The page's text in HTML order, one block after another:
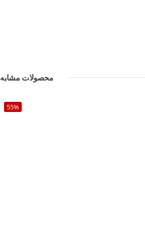
محصولات مشابه
55%